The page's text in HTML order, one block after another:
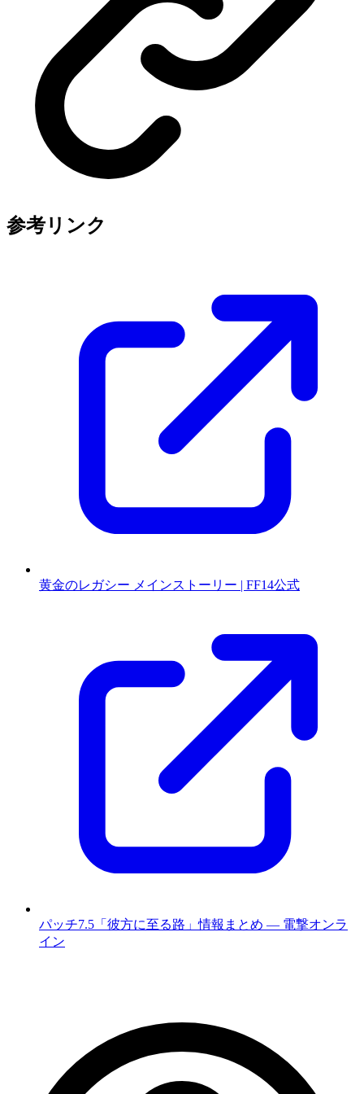
参考リンク
黄金のレガシー メインストーリー | FF14公式
パッチ7.5「彼方に至る路」情報まとめ — 電撃オンラ
イン